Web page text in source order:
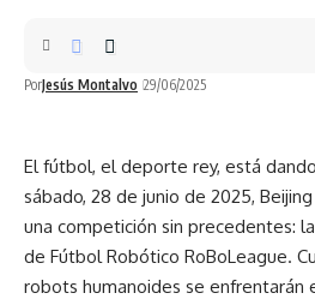
PorJesús Montalvo 29/06/2025
El fútbol, el deporte rey, está
sábado, 28 de junio de 2025,
una competición sin precedentes: la
de Fútbol Robótico RoBoLeague.
robots humanoides se enfrentarán